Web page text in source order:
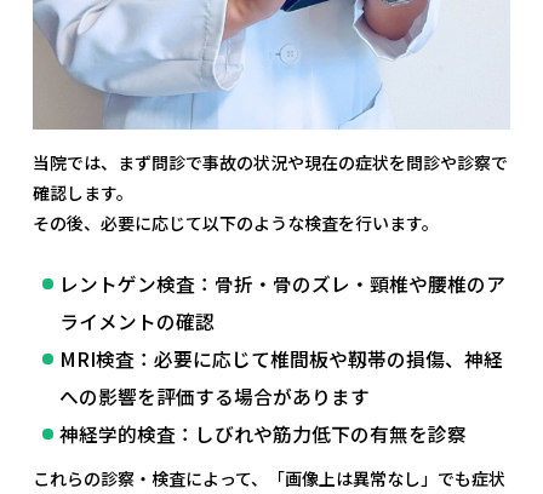
当院では、まず問診で事故の状況や現在の症状を問診や診察で
確認します。
その後、必要に応じて以下のような検査を行います。
レントゲン検査：骨折・骨のズレ・頸椎や腰椎のア
ライメントの確認
MRI検査：必要に応じて椎間板や靱帯の損傷、神経
への影響を評価する場合があります
神経学的検査：しびれや筋力低下の有無を診察
これらの診察・検査によって、「画像上は異常なし」でも症状